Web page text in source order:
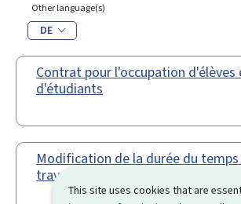
This site uses cookies that are
Other language(s)
DE
Contrat pour l'occupation d'élèves
d'étudiants
Modification de la durée du
travail